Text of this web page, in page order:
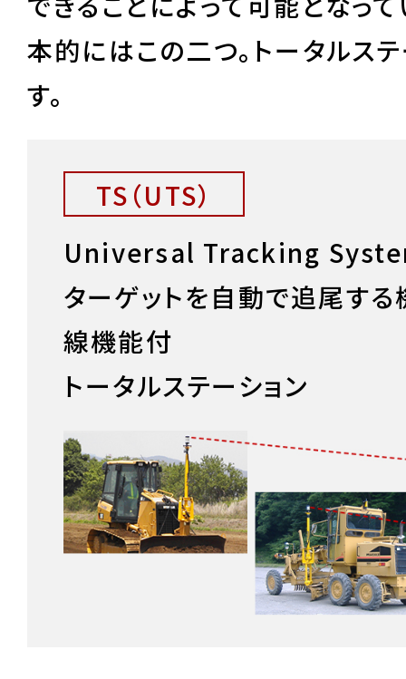
本的にはこの二つ。トータルス
す。
TS（UTS）
Universal Tracking
ターゲットを自動で追尾す
線機能付
トータルステーション